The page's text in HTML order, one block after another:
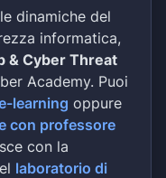
dinamiche del
informatica,
& Cyber Threat
Academy. Puoi
learning oppure
con professore
con la
laboratorio di